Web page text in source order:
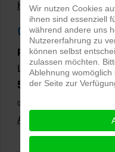
Hollowman und
Google
PRO-ducto GmbH,
Lichtenau
5,0⭐⭐⭐⭐⭐bei144
02.01.2026)
Alle Rezensionen
Wir nutzen Cookies
ihnen sind essenziell
während andere uns
Nutzererfahrung zu
können selbst
zulassen möchten.
Ablehnung
der Seite zur